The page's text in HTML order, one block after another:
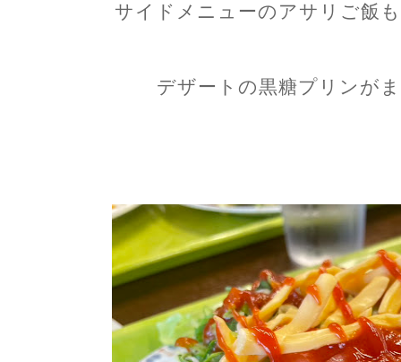
サイドメニューのアサリご飯
デザートの黒糖プリンが